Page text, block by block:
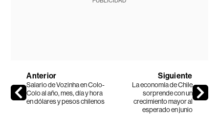
Anterior
Salario de Vozinha en Colo-
Colo al año, mes, día y hora
en dólares y pesos chilenos
Siguiente
La economía de Chile
sorprende con un
crecimiento mayor al
esperado en junio